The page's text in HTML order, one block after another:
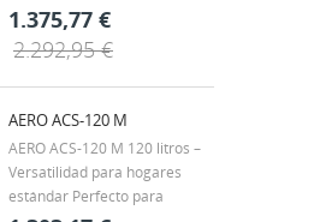
viviendas unifamiliares,
chalets o familias de 3 a 4
personas, con hasta 2 baños.
También es una buena opción
demanda puntual, como...
1.375,77 €
2.292,95 €
AERO ACS-120 M
AERO ACS-120 M 120 litros –
Versatilidad para hogares
estándar Perfecto para